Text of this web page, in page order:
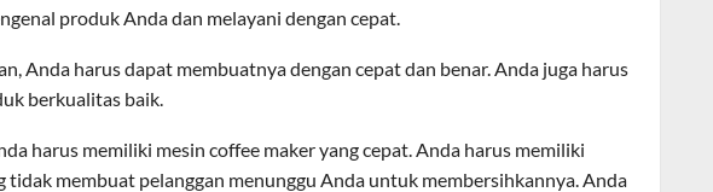
produk Anda dan melayani dengan cepat.
Anda harus dapat membuatnya dengan cepat dan benar. Anda juga harus
berkualitas baik.
harus memiliki mesin coffee maker yang cepat. Anda harus memiliki
tidak membuat pelanggan menunggu Anda untuk membersihkannya. Anda